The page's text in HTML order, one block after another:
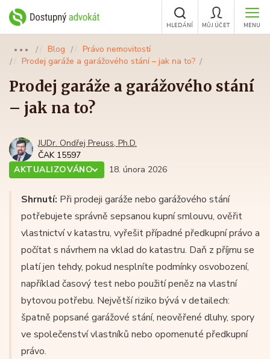
MENU
MŮJ ÚČET
HLEDÁNÍ
●●● Blog
Právo nemovitostí
Prodej garáže a garážového stání – jak na to?
Prodej garáže a garážového stání
– jak na to?
JUDr. Ondřej Preuss, Ph.D.
ČAK 15597
AKTUALIZOVÁNO
18. února 2026
Shrnutí: Při prodeji garáže nebo garážového stání
potřebujete správně sepsanou kupní smlouvu, ověřit
vlastnictví v katastru, vyřešit případné předkupní právo a
počítat s návrhem na vklad do katastru. Daň z příjmu se
platí jen tehdy, pokud nesplníte podmínky osvobození,
například časový test nebo použití peněz na vlastní
bytovou potřebu. Největší riziko bývá v detailech:
špatně popsané garážové stání, neověřené dluhy, spory
ve společenství vlastníků nebo opomenuté předkupní
právo.